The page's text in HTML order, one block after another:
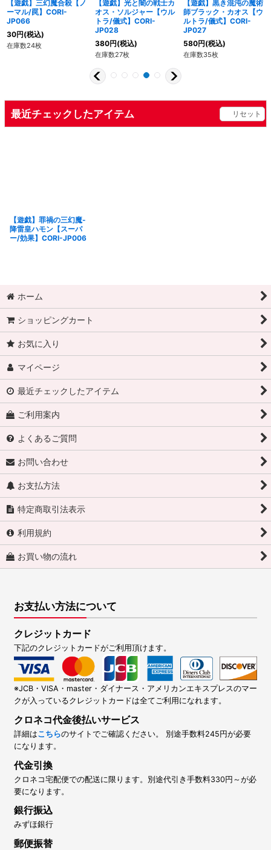
【遊戯】三幻魔合殺【ノ
ーマル/罠】CORI-
JP066
30円(税込)
在庫数24枚
【遊戯】光と闇の戦士カ
オス・ソルジャー【ウル
トラ/儀式】CORI-
JP028
380円(税込)
在庫数27枚
【遊戯】黒き混沌の魔術
師ブラック・カオス【ウ
ルトラ/儀式】CORI-
JP027
580円(税込)
在庫数35枚
最近チェックしたアイテム リセット
【遊戯】罪禍の三幻魔-
降雷皇ハモン【スーパ
ー/効果】CORI-JP006
ホーム
ショッピングカート
お気に入り
マイページ
最近チェックしたアイテム
ご利用案内
よくあるご質問
お問い合わせ
お支払方法
特定商取引法表示
利用規約
お買い物の流れ
お支払い方法について
クレジットカード
下記のクレジットカードがご利用頂けます。
※JCB・VISA・master・ダイナース・アメリカンエキスプレスのマー
クが入っているクレジットカードは全てご利用になれます。
クロネコ代金後払いサービス
詳細はこちらのサイトでご確認ください。 別途手数料245円が必要
になります。
代金引換
クロネコ宅配便での配送に限ります。別途代引き手数料330円～が必
要になります。
銀行振込
みずほ銀行
郵便振替